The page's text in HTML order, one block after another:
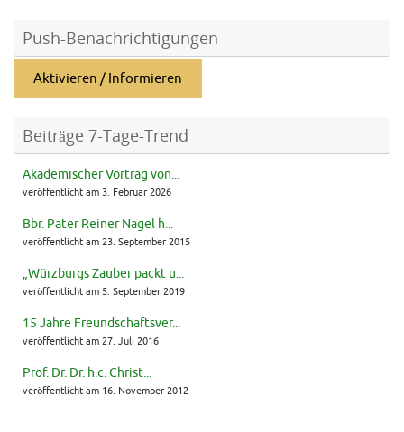
Push-Benachrichtigungen
Aktivieren / Informieren
Beiträge 7-Tage-Trend
Akademischer Vortrag von...
veröffentlicht am 3. Februar 2026
Bbr. Pater Reiner Nagel h...
veröffentlicht am 23. September 2015
„Würzburgs Zauber packt u...
veröffentlicht am 5. September 2019
15 Jahre Freundschaftsver...
veröffentlicht am 27. Juli 2016
Prof. Dr. Dr. h.c. Christ...
veröffentlicht am 16. November 2012